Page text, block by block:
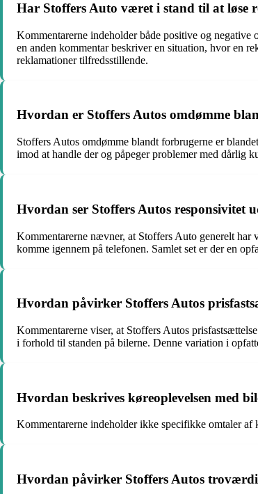
Har Stoffers Auto været i stand til at løse
Kommentarerne indeholder både positive og
en anden kommentar beskriver en situation, hvor en
reklamationer tilfredsstillende.
Hvordan er Stoffers Autos omdømme
Stoffers Autos omdømme blandt forbrugerne er
imod at handle der og påpeger problemer med dårlig
Hvordan ser Stoffers Autos
Kommentarerne nævner, at Stoffers Auto generelt har
komme igennem på telefonen. Samlet set er der en
Hvordan påvirker Stoffers Autos
Kommentarerne viser, at Stoffers Autos
i forhold til standen på bilerne. Denne variation i
Hvordan beskrives køreoplevelsen med
Kommentarerne indeholder ikke specifikke omtaler af
Hvordan påvirker Stoffers Autos